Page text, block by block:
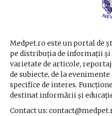
Medpet.ro este un portal de
pe distribuția de informații
varietate de articole,
de subiecte, de la
specifice de interes.
destinat informării și
Contact us: